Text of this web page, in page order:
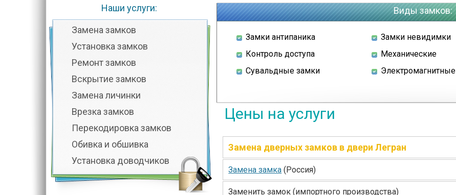
Наши услуги:
Замена замков
Установка замков
Ремонт замков
Вскрытие замков
Замена личинки
Врезка замков
Перекодировка замков
Обивка и обшивка
Установка доводчиков
Виды замков:
Замки антипаника Замки невидимки
Контроль доступа
Механические
Сувальдные замки
Электромагнитные
Цены на услуги
Замена дверных замков в двери Легран
Замена замка (Россия)
Заменить замок (импортного производства)